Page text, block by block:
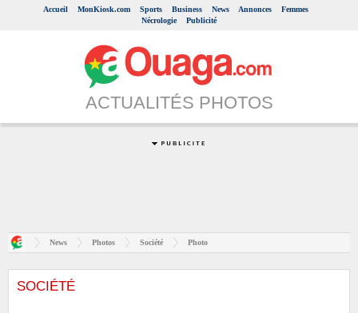
Accueil MonKiosk.com Sports Business News Annonces
Femmes
Nécrologie
Publicité
ACTUALITÉS PHOTOS
News Photos Société Photo
SOCIÉTÉ